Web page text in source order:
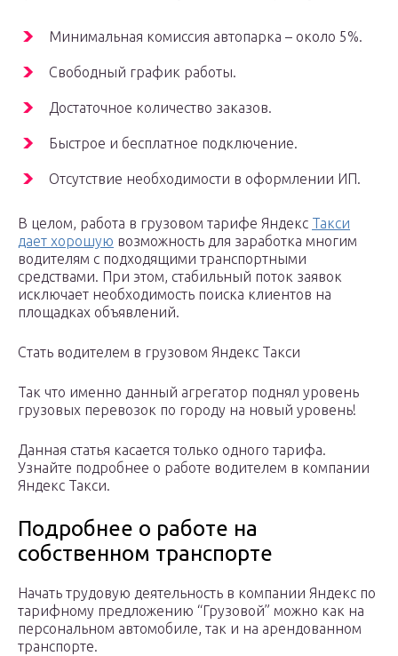
Минимальная комиссия автопарка – около 5%.
Свободный график работы.
Достаточное количество заказов.
Быстрое и бесплатное подключение.
Отсутствие необходимости в оформлении ИП.
В целом, работа в грузовом тарифе Яндекс Такси
дает хорошую возможность для заработка многим
водителям с подходящими транспортными
средствами. При этом, стабильный поток заявок
исключает необходимость поиска клиентов на
площадках объявлений.
Стать водителем в грузовом Яндекс Такси
Так что именно данный агрегатор поднял уровень
грузовых перевозок по городу на новый уровень!
Данная статья касается только одного тарифа.
Узнайте подробнее о работе водителем в компании
Яндекс Такси.
Подробнее о работе на
собственном транспорте
Начать трудовую деятельность в компании Яндекс по
тарифному предложению “Грузовой” можно как на
персональном автомобиле, так и на арендованном
транспорте.